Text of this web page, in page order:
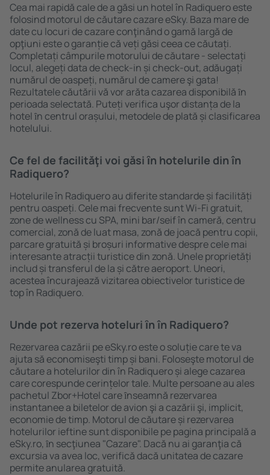
Cea mai rapidă cale de a găsi un hotel în Radiquero este
folosind motorul de căutare cazare eSky. Baza mare de
date cu locuri de cazare conţinând o gamă largă de
opţiuni este o garanție că veți găsi ceea ce căutați.
Completați câmpurile motorului de căutare - selectați
locul, alegeți data de check-in și check-out, adăugați
numărul de oaspeți, numărul de camere şi gata!
Rezultatele căutării vă vor arăta cazarea disponibilă ȋn
perioada selectată. Puteți verifica uşor distanța de la
hotel ȋn centrul orașului, metodele de plată și clasificarea
hotelului.
Ce fel de facilităţi voi găsi ȋn hotelurile din în
Radiquero?
Hotelurile în Radiquero au diferite standarde și facilități
pentru oaspeți. Cele mai frecvente sunt Wi-Fi gratuit,
zone de wellness cu SPA, mini bar/seif în cameră, centru
comercial, zonă de luat masa, zonă de joacă pentru copii,
parcare gratuită și broșuri informative despre cele mai
interesante atracții turistice din zonă. Unele proprietăți
includ și transferul de la și către aeroport. Uneori,
acestea încurajează vizitarea obiectivelor turistice de
top în Radiquero.
Unde pot rezerva hoteluri ȋn în Radiquero?
Rezervarea cazării pe eSky.ro este o soluție care te va
ajuta să economiseşti timp și bani. Foloseşte motorul de
căutare a hotelurilor din în Radiquero și alege cazarea
care corespunde cerințelor tale. Multe persoane au ales
pachetul Zbor+Hotel care ȋnseamnă rezervarea
instantanee a biletelor de avion şi a cazării şi, implicit,
economie de timp. Motorul de căutare și rezervarea
hotelurilor ieftine sunt disponibile pe pagina principală a
eSky.ro, ȋn secţiunea "Cazare". Dacă nu ai garanţia că
excursia va avea loc, verifică dacă unitatea de cazare
permite anularea gratuită.